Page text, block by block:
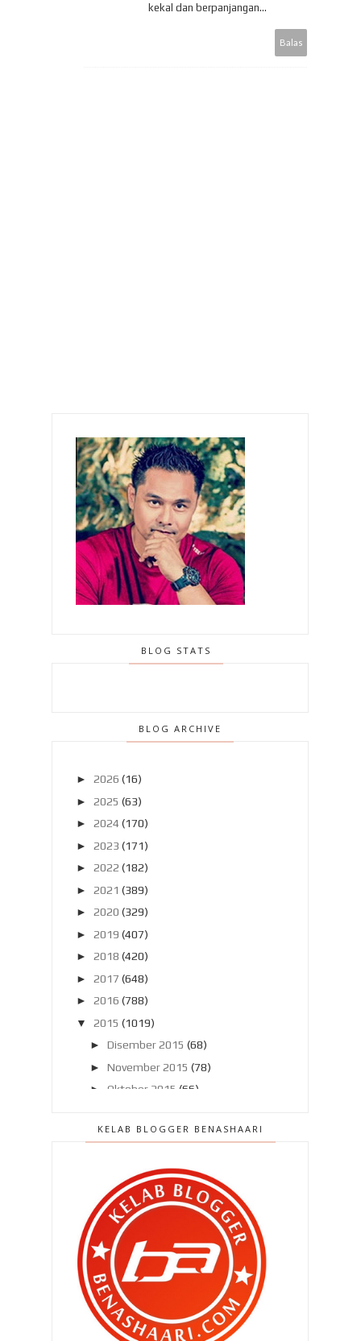
kekal dan berpanjangan...
Balas
BLOG STATS
BLOG ARCHIVE
► 2026 (16)
► 2025 (63)
► 2024 (170)
► 2023 (171)
► 2022 (182)
► 2021 (389)
► 2020 (329)
► 2019 (407)
► 2018 (420)
► 2017 (648)
► 2016 (788)
▼
2015 (1019)
► Disember 2015 (68)
► November 2015 (78)
► Oktober 2015 (66)
►Ogos 2015(63)
Jun 2015(89)
►Mei 2015 (105)
▼
April 2015
Pening nak pujuk mana !
Top-up : GST tetap diteruskan ??
Ahmad Maslan dan Mawar Rashid.
Bancuh susu sendiri dah dia !
KELAB BLOGGER BENASHAARI